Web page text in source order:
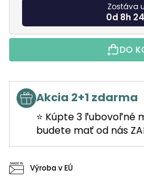
Zostáva
0d 8h
DO
Akcia 2+1 zdarma
⭐ Kúpte 3 ľubovoľné
budete mať od nás
Výroba v EÚ